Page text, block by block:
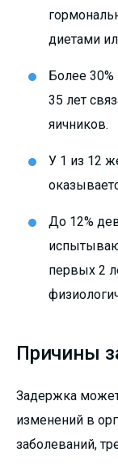
диетами
Более
35 лет
яичников.
У 1 из 12
До 12%
первых 2
Причины
Задержка
изменений в
заболеваний,